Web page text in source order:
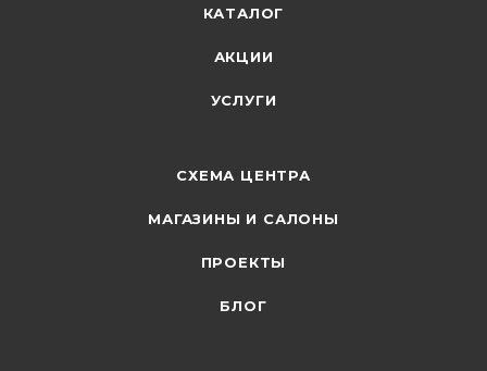
КАТАЛОГ
АКЦИИ
УСЛУГИ
СХЕМА ЦЕНТРА
МАГАЗИНЫ И САЛОНЫ
ПРОЕКТЫ
БЛОГ